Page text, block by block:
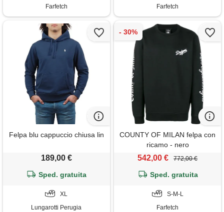
Farfetch Farfetch
Felpa blu cappuccio chiusa lin
189,00 €
Sped. gratuita
XL
Lungarotti Perugia
COUNTY OF MILAN felpa con
ricamo - nero
542,00 € 772,00 €
Sped. gratuita
S-M-L
Farfetch